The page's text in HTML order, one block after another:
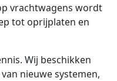
vrachtwagens wordt
tot oprijplaten en
Wij beschikken
nieuwe systemen,